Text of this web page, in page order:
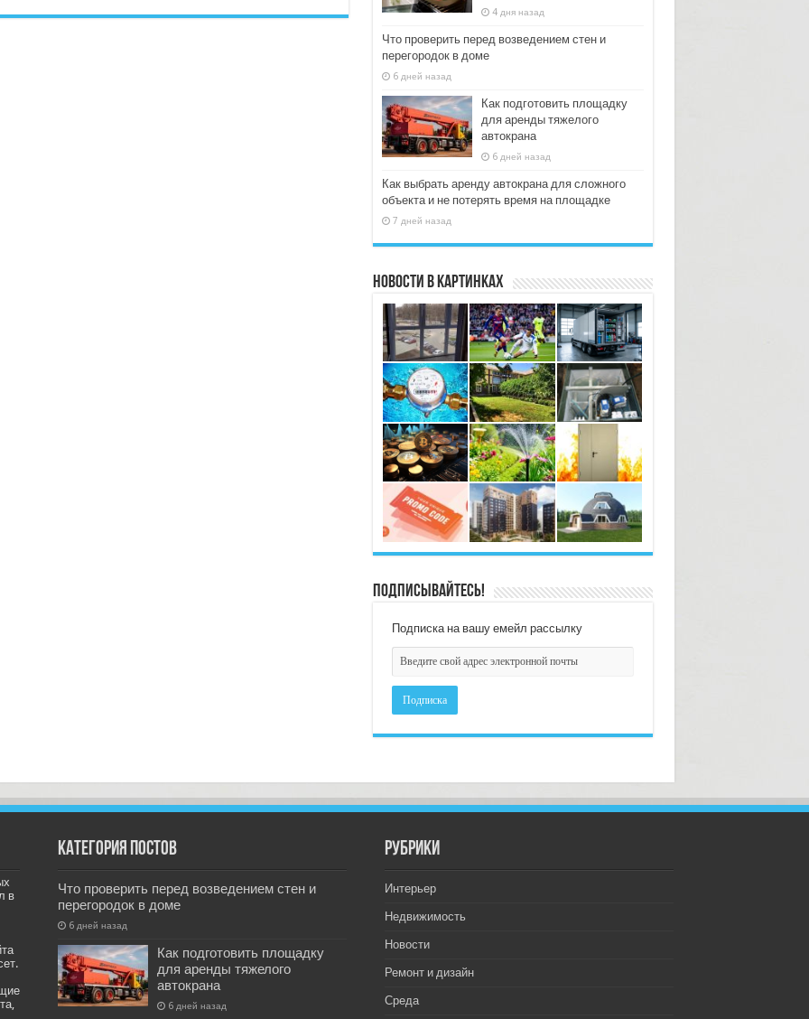
4 дня назад
Что проверить перед возведением стен и
перегородок в доме
6 дней назад
Как подготовить площадку
для аренды тяжелого
автокрана
6 дней назад
Как выбрать аренду автокрана для сложного
объекта и не потерять время на площадке
7 дней назад
Новости в картинках
Подписывайтесь!
Подписка на вашу емейл рассылку
в
Категория постов
Что проверить перед возведением стен и
перегородок в доме
6 дней назад
Как подготовить площадку
для аренды тяжелого
автокрана
6 дней назад
РУбрики
Интерьер
Недвижимость
Новости
Ремонт и дизайн
Среда